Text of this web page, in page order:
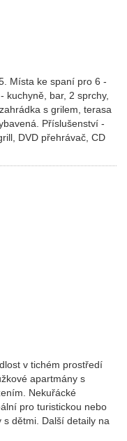
Místa ke spaní pro 6 -
kuchyně, bar, 2 sprchy,
s grilem, terasa
Příslušenství -
DVD přehrávač, CD
v tichém prostředí
apartmány s
Nekuřácké
pro turistickou nebo
dětmi. Další detaily na